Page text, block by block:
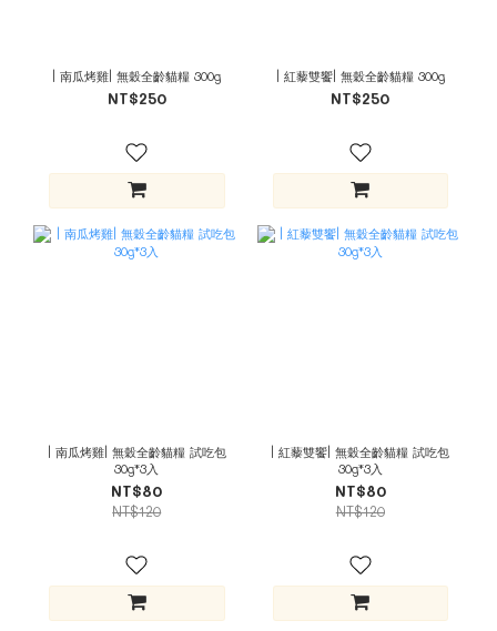
| 南瓜烤雞| 無穀全齡貓糧 300g
NT$250
| 紅藜雙饗| 無穀全齡貓糧 300g
NT$250
| 南瓜烤雞| 無穀全齡貓糧 試吃包
30g*3入
NT$80
NT$120
| 紅藜雙饗| 無穀全齡貓糧 試吃包
30g*3入
NT$80
NT$120